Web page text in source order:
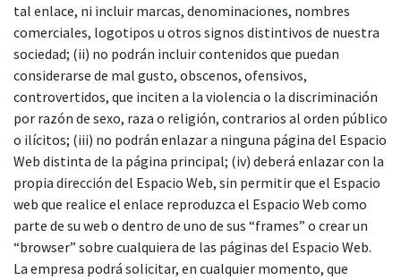
tal enlace, ni incluir marcas, denominaciones, nombres
comerciales, logotipos u otros signos distintivos de nuestra
sociedad; (ii) no podrán incluir contenidos que puedan
considerarse de mal gusto, obscenos, ofensivos,
controvertidos, que inciten a la violencia o la discriminación
por razón de sexo, raza o religión, contrarios al orden público
o ilícitos; (iii) no podrán enlazar a ninguna página del Espacio
Web distinta de la página principal; (iv) deberá enlazar con la
propia dirección del Espacio Web, sin permitir que el Espacio
web que realice el enlace reproduzca el Espacio Web como
parte de su web o dentro de uno de sus “frames” o crear un
“browser” sobre cualquiera de las páginas del Espacio Web.
La empresa podrá solicitar, en cualquier momento, que